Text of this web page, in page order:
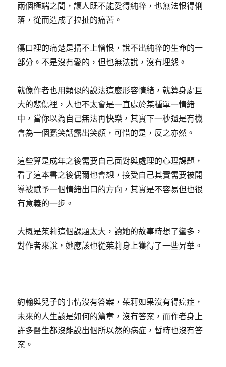
兩個極端之間，讓人既不能愛得純粹，也無法恨得俐
落，從而造成了拉扯的痛苦。
傷口裡的痛楚是搆不上憎恨，說不出純粹的生命的一
部分。不是沒有愛的，但也無法說，沒有埋怨。
就像作者也用類似的說法這麼形容情緒，就算身處巨
大的悲傷裡，人也不太會是一直處於某種單一情緒
中，當你以為自己無法再快樂，其實下一秒還是有機
會為一個蠢笑話露出笑顏，可惜的是，反之亦然。
這些算是成年之後需要自己面對與處理的心理課題，
看了這本書之後偶爾也會想，接受自己其實需要被開
導被賦予一個情緒出口的方向，其實是不容易但也很
有意義的一步。
大概是茱莉這個課題太大，讀她的故事時想了蠻多，
對作者來說，她應該也從茱莉身上獲得了一些昇華。
約翰與兒子的事情沒有答案，茱莉如果沒有得癌症，
未來的人生該是如何的篇章，沒有答案，而作者身上
許多醫生都沒能說出個所以然的病症，暫時也沒有答
案。